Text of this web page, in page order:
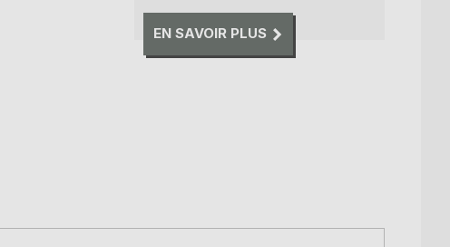
EN SAVOIR PLUS